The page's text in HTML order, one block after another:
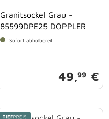
Granitsockel Grau -
85599DPE25 DOPPLER
Sofort abholbereit
49,99 €